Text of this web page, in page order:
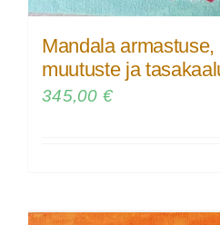
Mandala armastuse,
muutuste ja
345,00 €